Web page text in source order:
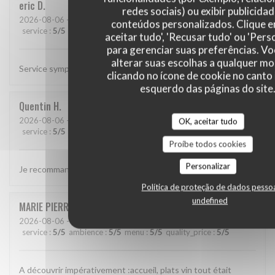
redes sociais) ou exibir
conteúdos personalizados. Clique
aceitar tudo', 'Recusar tudo' ou
para gerenciar suas preferências.
alterar suas escolhas a qualquer
clicando no ícone de cookie no
esquerdo das páginas do site.
OK, aceitar tudo
Proíbe todos cookies
Personalizar
Política de proteção de dados
undefined
eric D
2026-08-06 - 12:15 - guests 2
service : 5/5 5/5 menu: 5/5 quality_price: 5/5
Service sympathique et très bonne cuisine
Quentin H
2026-08-06 - 19:30 - guests 2
service : 5/5 quality_price:5/5
Je recommande
MARIE PIERRE
2026-08-06 - 12:45 - guests 3
service : 5/5 ambience:5/5 menu:5/5 quality_price:5/5
A découvrir impérativement :accueil, plats vin tout était